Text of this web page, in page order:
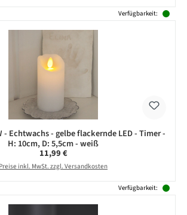
Verfügbarkeit:
- Echtwachs - gelbe flackernde LED - Timer -
H: 10cm, D: 5,5cm - weiß
Regulärer Preis:
11,99 €
Preise inkl. MwSt. zzgl. Versandkosten
Verfügbarkeit: